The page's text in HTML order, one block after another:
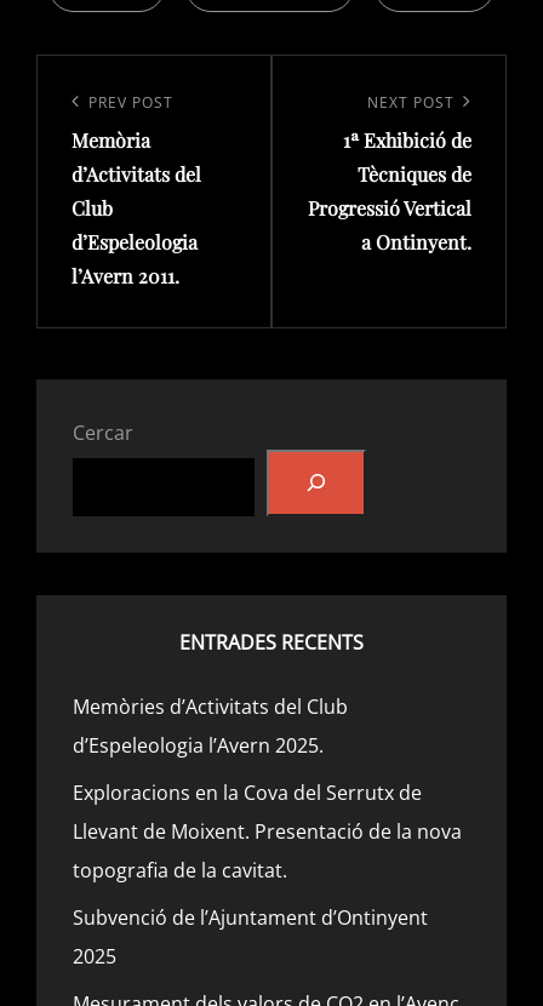
d'entrades
Previous
Post
PREV POST
Memòria
d’Activitats del
Club
d’Espeleologia
l’Avern 2011.
Post
NEXT POST
1ª Exhibició de
Tècniques de
Progressió Vertical
a Ontinyent.
Cercar
ENTRADES RECENTS
Memòries d’Activitats del Club
d’Espeleologia l’Avern 2025.
Exploracions en la Cova del Serrutx de
Llevant de Moixent. Presentació de la nova
topografia de la cavitat.
Subvenció de l’Ajuntament d’Ontinyent
2025